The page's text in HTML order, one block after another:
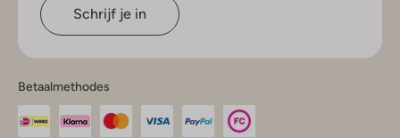
Schrijf je in
Betaalmethodes